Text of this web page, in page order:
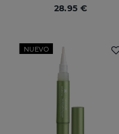
28.95 €
NUEVO